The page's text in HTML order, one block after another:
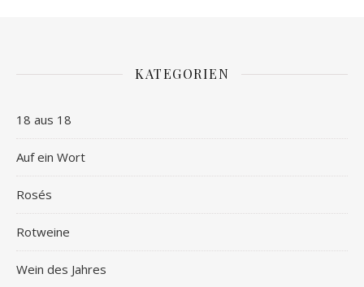
KATEGORIEN
18 aus 18
Auf ein Wort
Rosés
Rotweine
Wein des Jahres